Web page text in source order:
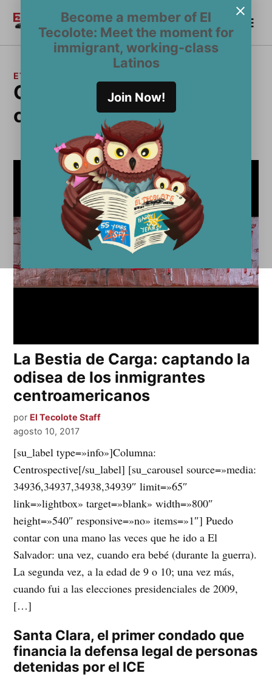
Become a member of El
Tecolote: Meet the moment for
immigrant, working-class
Latinos
Join Now!
contenido
El
Tecolote
Become a Member
ETIQUETA:
Colectivo de Artistas
contra la Discriminación
La Bestia de Carga: captando la
odisea de los inmigrantes
centroamericanos
por El Tecolote Staff
agosto 10, 2017
[su_label type=»info»]Columna:
Centrospective[/su_label] [su_carousel source=»media:
34936,34937,34938,34939″ limit=»65″
link=»lightbox» target=»blank» width=»800″
height=»540″ responsive=»no» items=»1″] Puedo
contar con una mano las veces que he ido a El
Salvador: una vez, cuando era bebé (durante la guerra).
La segunda vez, a la edad de 9 o 10; una vez más,
cuando fui a las elecciones presidenciales de 2009,
[…]
Santa Clara, el primer condado que
financia la defensa legal de personas
detenidas por el ICE